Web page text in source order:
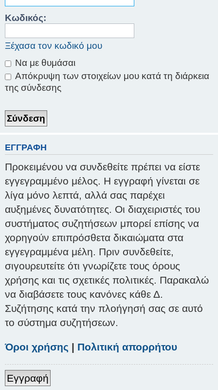
Κωδικός:
Ξέχασα τον κωδικό μου
Να με θυμάσαι
Απόκρυψη των στοιχείων μου κατά τη διάρκεια
της σύνδεσης
ΕΓΓΡΑΦΉ
Προκειμένου να συνδεθείτε πρέπει να είστε
εγγεγραμμένο μέλος. Η εγγραφή γίνεται σε
λίγα μόνο λεπτά, αλλά σας παρέχει
αυξημένες δυνατότητες. Οι διαχειριστές του
συστήματος συζητήσεων μπορεί επίσης να
χορηγούν επιπρόσθετα δικαιώματα στα
εγγεγραμμένα μέλη. Πριν συνδεθείτε,
σιγουρευτείτε ότι γνωρίζετε τους όρους
χρήσης και τις σχετικές πολιτικές. Παρακαλώ
να διαβάσετε τους κανόνες κάθε Δ.
Συζήτησης κατά την πλοήγησή σας σε αυτό
το σύστημα συζητήσεων.
Όροι χρήσης | Πολιτική απορρήτου
Εγγραφή